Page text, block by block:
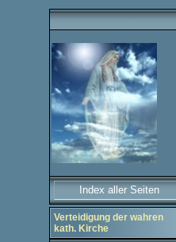
Index aller Seiten
Verteidigung der wahren
kath. Kirche